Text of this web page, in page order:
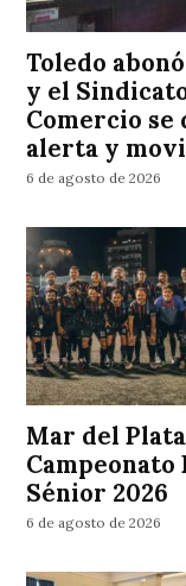
Toledo
y el
Comercio se
alerta y
6 de agosto de 2026
Mar del
Sénior 2026
6 de agosto de 2026